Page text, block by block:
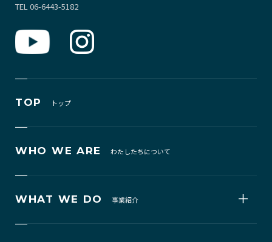
TEL 06-6443-5182
TOP トップ
WHO WE ARE わたしたちについて
WHAT WE DO 事業紹介